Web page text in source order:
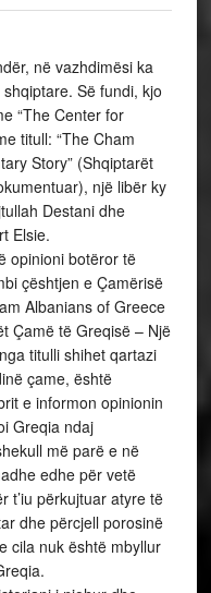
në vazhdimësi ka
Së fundi, kjo
“The Center for
titull: “The Cham
Story” (Shqiptarët
një libër ky
Destani dhe
Elsie.
opinioni botëror të
çështjen e Çamërisë
Albanians of Greece
Çamë të Greqisë – Një
titulli shihet qartazi
çame, është
e informon opinionin
Greqia ndaj
më parë e në
edhe për vetë
t’iu përkujtuar atyre të
dhe përcjell porosinë
cila nuk është mbyllur